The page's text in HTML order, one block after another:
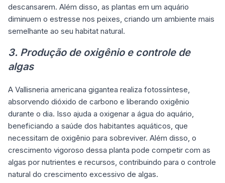
descansarem. Além disso, as plantas em um aquário
diminuem o estresse nos peixes, criando um ambiente mais
semelhante ao seu habitat natural.
3. Produção de oxigênio e controle de
algas
A Vallisneria americana gigantea realiza fotossíntese,
absorvendo dióxido de carbono e liberando oxigênio
durante o dia. Isso ajuda a oxigenar a água do aquário,
beneficiando a saúde dos habitantes aquáticos, que
necessitam de oxigênio para sobreviver. Além disso, o
crescimento vigoroso dessa planta pode competir com as
algas por nutrientes e recursos, contribuindo para o controle
natural do crescimento excessivo de algas.